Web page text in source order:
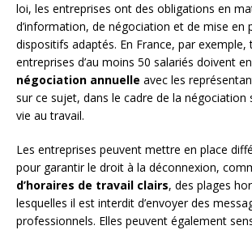
loi, les entreprises ont des obligations en
d’information, de négociation et de mise en
dispositifs adaptés. En France, par exemple,
entreprises d’au moins 50 salariés doivent
négociation annuelle avec les
sur ce sujet, dans le cadre de la négociation
vie au travail.
Les entreprises peuvent mettre en place
pour garantir le droit à la déconnexion,
d’horaires de travail clairs, des plages
lesquelles il est interdit d’envoyer des
professionnels. Elles peuvent également